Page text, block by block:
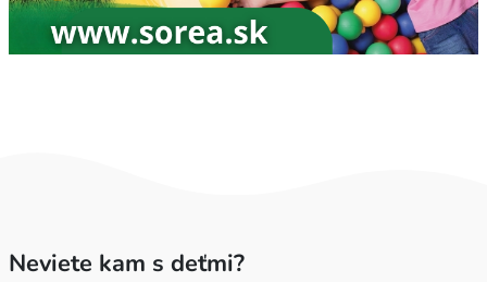
Neviete kam s deťmi?